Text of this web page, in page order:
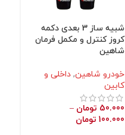
شبیه ساز 3 بعدی دکمه
کروز کنترل و مکمل فرمان
شاهین
خودرو شاهین, داخلی و
کابین
50.000 تومان –
100.000 تومان